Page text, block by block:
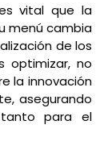
vital que la
menú cambia
de los
optimizar, no
la innovación
asegurando
para el